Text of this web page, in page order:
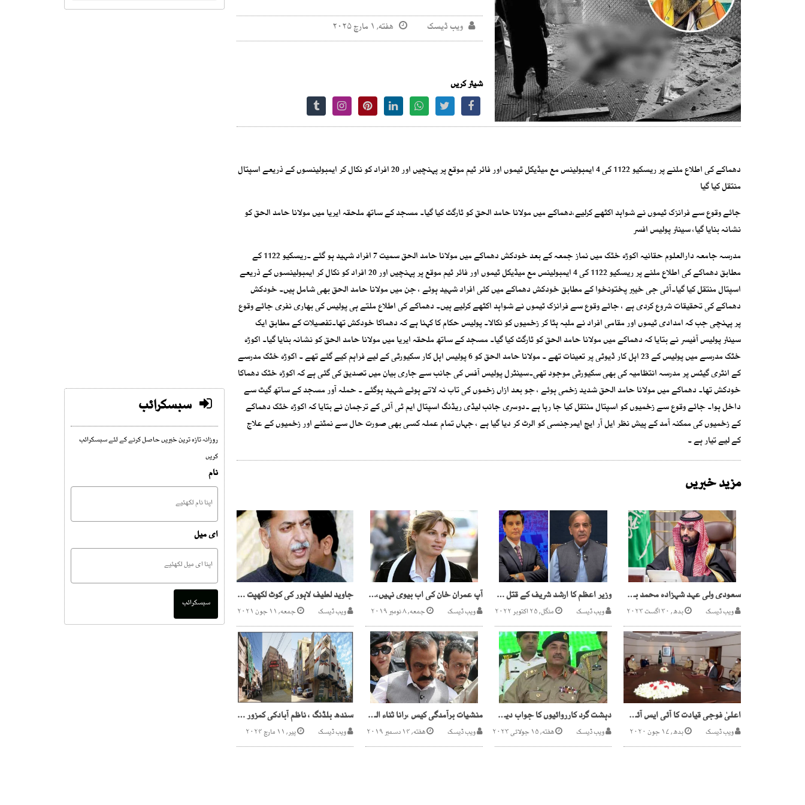
ویب ڈیسک هفته, ۱ مارچ ۲۰۲۵
شیئر کریں
دھماکے کی اطلاع ملنے پر ریسکیو 1122 کی 4 ایمبولینس مع میڈیکل ٹیموں اور فائر ٹیم موقع پر پہنچیں اور 20 افراد کو نکال کر ایمبولینسوں کے ذریعے اسپتال
منتقل کیا گیا
جائے وقوع سے فرانزک ٹیموں نے شواہد اکٹھے کرلیے،دھماکے میں مولانا حامد الحق کو ٹارگٹ کیا گیا۔ مسجد کے ساتھ ملحقہ ایریا میں مولانا حامد الحق کو
نشانہ بنایا گیا، سینئر پولیس افسر
مدرسہ جامعہ دارالعلوم حقانیہ اکوڑہ خٹک میں نماز جمعہ کے بعد خودکش دھماکے میں مولانا حامد الحق سمیت 7 افراد شہید ہو گئے ۔ریسکیو 1122 کے
مطابق دھماکے کی اطلاع ملنے پر ریسکیو 1122 کی 4 ایمبولینس مع میڈیکل ٹیموں اور فائر ٹیم موقع پر پہنچیں اور 20 افراد کو نکال کر ایمبولینسوں کے ذریعے
اسپتال منتقل کیا گیا۔آئی جی خیبر پختونخوا کے مطابق خودکش دھماکے میں کئی افراد شہید ہوئے ، جن میں مولانا حامد الحق بھی شامل ہیں۔ خودکش
دھماکے کی تحقیقات شروع کردی ہے ، جائے وقوع سے فرانزک ٹیموں نے شواہد اکٹھے کرلیے ہیں۔ دھماکے کی اطلاع ملتے ہی پولیس کی بھاری نفری جائے وقوع
پر پہنچی جب کہ امدادی ٹیموں اور مقامی افراد نے ملبہ ہٹا کر زخمیوں کو نکالا۔ پولیس حکام کا کہنا ہے کہ دھماکا خودکش تھا۔تفصیلات کے مطابق ایک
سینئر پولیس آفیسر نے بتایا کہ دھماکے میں مولانا حامد الحق کو ٹارگٹ کیا گیا۔ مسجد کے ساتھ ملحقہ ایریا میں مولانا حامد الحق کو نشانہ بنایا گیا۔ اکوڑہ
خٹک مدرسے میں پولیس کے 23 اہل کار ڈیوٹی پر تعینات تھے ۔ مولانا حامد الحق کو 6 پولیس اہل کار سکیورٹی کے لیے فراہم کیے گئے تھے ۔ اکوڑہ خٹک مدرسے
کے انٹری گیٹس پر مدرسہ انتظامیہ کی بھی سکیورٹی موجود تھی۔سینٹرل پولیس آفس کی جانب سے جاری بیان میں تصدیق کی گئی ہے کہ اکوڑہ خٹک دھماکا
خودکش تھا۔ دھماکے میں مولانا حامد الحق شدید زخمی ہوئے ، جو بعد ازاں زخموں کی تاب نہ لاتے ہوئے شہید ہوگئے ۔ حملہ آور مسجد کے ساتھ گیٹ سے
داخل ہوا۔ جائے وقوع سے زخمیوں کو اسپتال منتقل کیا جا رہا ہے ۔دوسری جانب لیڈی ریڈنگ اسپتال ایم ٹی آئی کے ترجمان نے بتایا کہ اکوڑہ خٹک دھماکے
کے زخمیوں کی ممکنہ آمد کے پیش نظر ایل آر ایچ ایمرجنسی کو الرٹ کر دیا گیا ہے ، جہاں تمام عملہ کسی بھی صورت حال سے نمٹنے اور زخمیوں کے علاج
کے لیے تیار ہے ۔
مزید خبریں
سعودی ولی عہد شہزادہ محمد بن سلمان کا آئندہ ماہ دورہ پاکستان متوقع
ویب ڈیسک بدھ, ۳۰ اگست ۲۰۲۳
وزیر اعظم کا ارشد شریف کے قتل کی تحقیقات کیلئے جوڈیشل کمیشن بنانے کا فیصلہ
ویب ڈیسک منگل, ۲۵ اکتوبر ۲۰۲۲
آپ عمران خان کی اب بیوی نہیں،جمائما کی صارفین کے ہاتھوں درگت
ویب ڈیسک جمعه, ۸ نومبر ۲۰۱۹
جاوید لطیف لاہور کی کوٹ لکھپت جیل سے رہا
ویب ڈیسک جمعه, ۱۱ جون ۲۰۲۱
اعلیٰ فوجی قیادت کا آئی ایس آئی ہیڈ کوارٹر کادورہ، اہم امور پر بریفنگ
ویب ڈیسک بدھ, ۱۷ جون ۲۰۲۰
دہشت گرد کارروائیوں کا جواب دیں گے، آرمی چیف
ویب ڈیسک هفته, ۱۵ جولائی ۲۰۲۳
منشیات برآمدگی کیس ،رانا ثناء اللہ کے جوڈیشل ریمانڈ میں 21دسمبر تک توسیع
ویب ڈیسک هفته, ۱۴ دسمبر ۲۰۱۹
سندھ بلڈنگ ، ناظم آبادکی کمزور عمارتوں پر بالائی منزلیں تعمیر
ویب ڈیسک پیر, ۱۱ مارچ ۲۰۲۴
سبسکرائب
روزانہ تازہ ترین خبریں حاصل کرنے کے لئے سبسکرائب
کریں
نام
ای میل
سبسکرائب